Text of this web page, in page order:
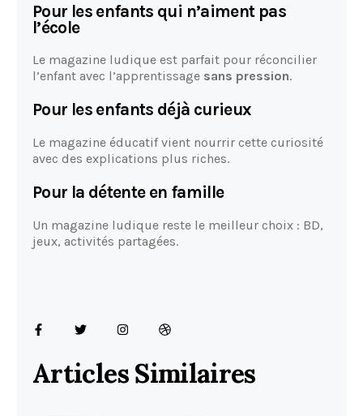
Pour les enfants qui n’aiment pas
l’école
Le magazine ludique est parfait pour réconcilier
l’enfant avec l’apprentissage sans pression.
Pour les enfants déjà curieux
Le magazine éducatif vient nourrir cette curiosité
avec des explications plus riches.
Pour la détente en famille
Un magazine ludique reste le meilleur choix : BD,
jeux, activités partagées.
Articles Similaires